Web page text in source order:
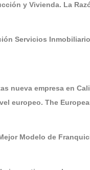
y Vivienda. La
Servicios
nueva empresa en
europeo. The
Modelo de